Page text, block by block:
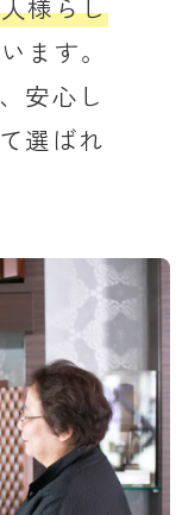
ます。
安心し
選ばれ